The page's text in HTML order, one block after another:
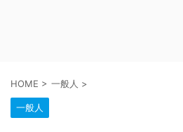
HOME > 一般人 >
一般人